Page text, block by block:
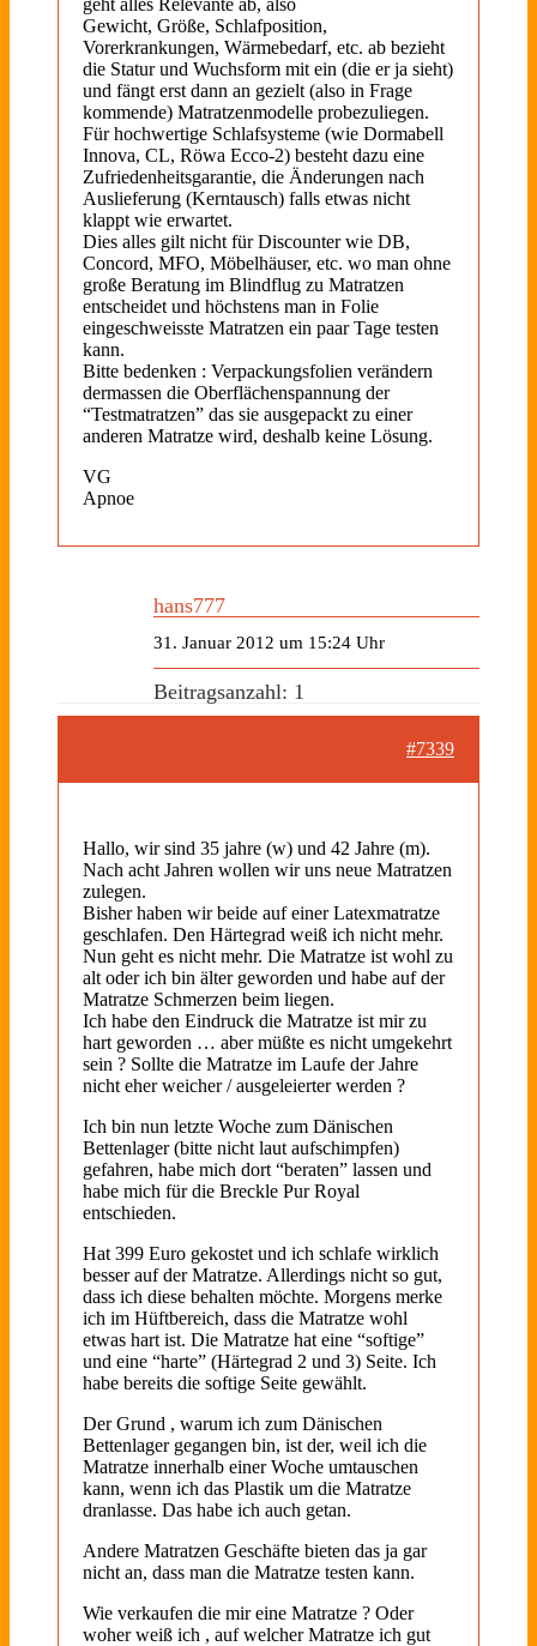
Gewicht, Größe, Schlafposition,
Vorerkrankungen, Wärmebedarf, etc. ab bezieht
die Statur und Wuchsform mit ein (die er ja sieht)
und fängt erst dann an gezielt (also in Frage
kommende) Matratzenmodelle probezuliegen.
Für hochwertige Schlafsysteme (wie Dormabell
Innova, CL, Röwa Ecco-2) besteht dazu eine
Zufriedenheitsgarantie, die Änderungen nach
Auslieferung (Kerntausch) falls etwas nicht
klappt wie erwartet.
Dies alles gilt nicht für Discounter wie DB,
Concord, MFO, Möbelhäuser, etc. wo man ohne
große Beratung im Blindflug zu Matratzen
entscheidet und höchstens man in Folie
eingeschweisste Matratzen ein paar Tage testen
kann.
Bitte bedenken : Verpackungsfolien verändern
dermassen die Oberflächenspannung der
“Testmatratzen” das sie ausgepackt zu einer
anderen Matratze wird, deshalb keine Lösung.
VG
Apnoe
hans777
31. Januar 2012 um 15:24 Uhr
Beitragsanzahl: 1
#7339
Hallo, wir sind 35 jahre (w) und 42 Jahre (m).
Nach acht Jahren wollen wir uns neue Matratzen
zulegen.
Bisher haben wir beide auf einer Latexmatratze
geschlafen. Den Härtegrad weiß ich nicht mehr.
Nun geht es nicht mehr. Die Matratze ist wohl zu
alt oder ich bin älter geworden und habe auf der
Matratze Schmerzen beim liegen.
Ich habe den Eindruck die Matratze ist mir zu
hart geworden … aber müßte es nicht umgekehrt
sein ? Sollte die Matratze im Laufe der Jahre
nicht eher weicher / ausgeleierter werden ?
Ich bin nun letzte Woche zum Dänischen
Bettenlager (bitte nicht laut aufschimpfen)
gefahren, habe mich dort “beraten” lassen und
habe mich für die Breckle Pur Royal
entschieden.
Hat 399 Euro gekostet und ich schlafe wirklich
besser auf der Matratze. Allerdings nicht so gut,
dass ich diese behalten möchte. Morgens merke
ich im Hüftbereich, dass die Matratze wohl
etwas hart ist. Die Matratze hat eine “softige”
und eine “harte” (Härtegrad 2 und 3) Seite. Ich
habe bereits die softige Seite gewählt.
Der Grund , warum ich zum Dänischen
Bettenlager gegangen bin, ist der, weil ich die
Matratze innerhalb einer Woche umtauschen
kann, wenn ich das Plastik um die Matratze
dranlasse. Das habe ich auch getan.
Andere Matratzen Geschäfte bieten das ja gar
nicht an, dass man die Matratze testen kann.
Wie verkaufen die mir eine Matratze ? Oder
woher weiß ich , auf welcher Matratze ich gut